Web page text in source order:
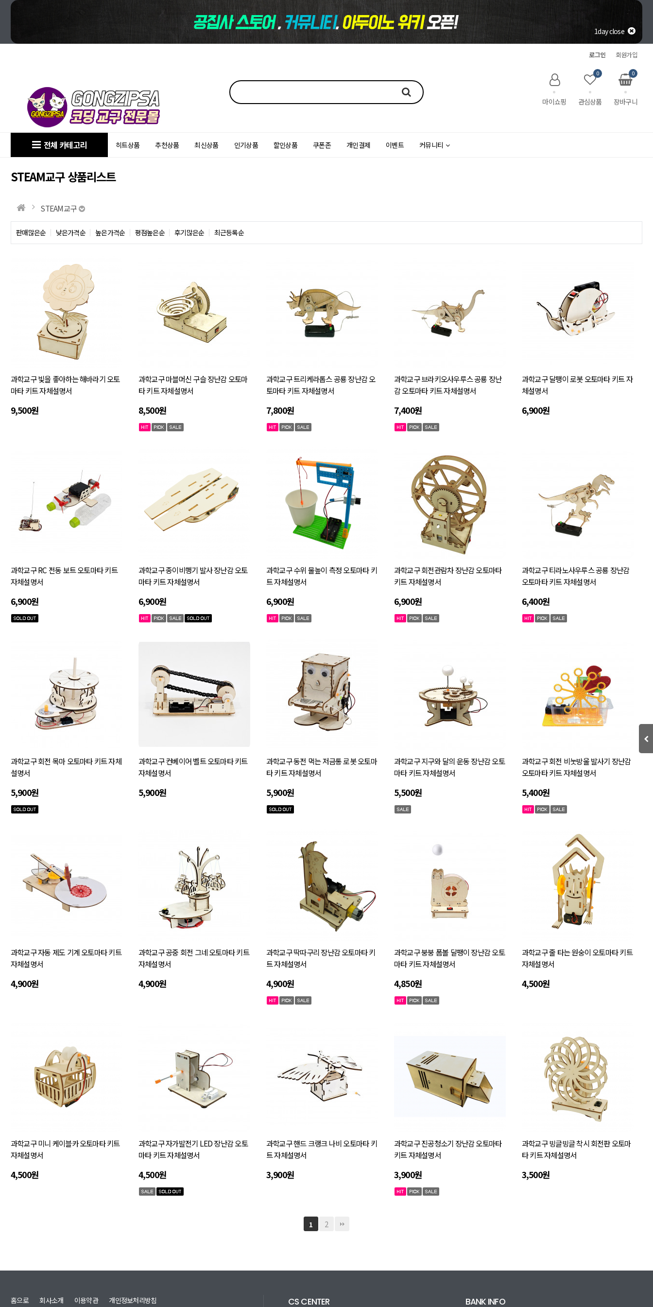
1day close
회원가입
로그인
장바구니
0
관심상품
0
마이쇼핑
전체 카테고리 히트상품 추천상품 최신상품 인기상품 할인상품 쿠폰존 개인결제 이벤트 커뮤니티
STEAM교구 상품리스트
STEAM교구
판매많은순 낮은가격순 높은가격순 평점높은순 후기많은순 최근등록순
과학교구 빛을 좋아하는 해바라기 오토
마타 키트 자체설명서
9,500원
과학교구 마블머신 구슬 장난감 오토마
타 키트 자체설명서
8,500원
과학교구 트리케라톱스 공룡 장난감 오
토마타 키트 자체설명서
7,800원
과학교구 브라키오사우루스 공룡 장난
감 오토마타 키트 자체설명서
7,400원
과학교구 달팽이 로봇 오토마타 키트 자
체설명서
6,900원
과학교구 RC 전동 보트 오토마타 키트
자체설명서
6,900원
과학교구 종이비행기 발사 장난감 오토
마타 키트 자체설명서
6,900원
과학교구 수위 물높이 측정 오토마타 키
트 자체설명서
6,900원
과학교구 회전관람차 장난감 오토마타
키트 자체설명서
6,900원
과학교구 티라노사우루스 공룡 장난감
오토마타 키트 자체설명서
6,400원
과학교구 회전 목마 오토마타 키트 자체
설명서
5,900원
과학교구 컨베이어 벨트 오토마타 키트
자체설명서
5,900원
과학교구 동전 먹는 저금통 로봇 오토마
타 키트 자체설명서
5,900원
과학교구 지구와 달의 운동 장난감 오토
마타 키트 자체설명서
5,500원
과학교구 회전 비눗방울 발사기 장난감
오토마타 키트 자체설명서
5,400원
과학교구 자동 제도 기계 오토마타 키트
자체설명서
4,900원
과학교구 공중 회전 그네 오토마타 키트
자체설명서
4,900원
과학교구 딱따구리 장난감 오토마타 키
트 자체설명서
4,900원
과학교구 붕붕 폼볼 달팽이 장난감 오토
마타 키트 자체설명서
4,850원
과학교구 줄 타는 원숭이 오토마타 키트
자체설명서
4,500원
과학교구 미니 케이블카 오토마타 키트
자체설명서
4,500원
과학교구 자가발전기 LED 장난감 오토
마타 키트 자체설명서
4,500원
과학교구 핸드 크랭크 나비 오토마타 키
트 자체설명서
3,900원
과학교구 진공청소기 장난감 오토마타
키트 자체설명서
3,900원
과학교구 빙글빙글 착시 회전판 오토마
타 키트 자체설명서
3,500원
1 2
CS CENTER BANK INFO
홈으로 회사소개 이용약관 개인정보처리방침